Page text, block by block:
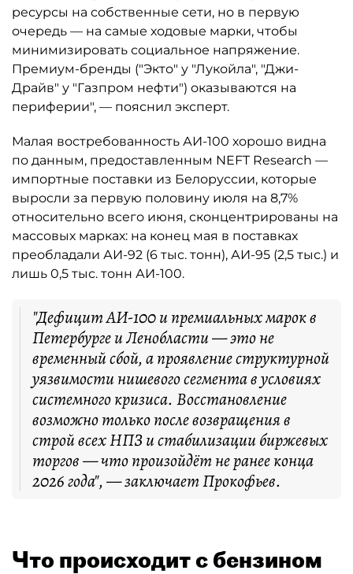
ресурсы на собственные сети, но в первую
очередь — на самые ходовые марки, чтобы
минимизировать социальное напряжение.
Премиум-бренды ("Экто" у "Лукойла", "Джи-
Драйв" у "Газпром нефти") оказываются на
периферии", — пояснил эксперт.
Малая востребованность АИ-100 хорошо видна
по данным, предоставленным NEFT Research —
импортные поставки из Белоруссии, которые
выросли за первую половину июля на 8,7%
относительно всего июня, сконцентрированы на
массовых марках: на конец мая в поставках
преобладали АИ-92 (6 тыс. тонн), АИ-95 (2,5 тыс.) и
лишь 0,5 тыс. тонн АИ-100.
"Дефицит АИ-100 и премиальных марок в
Петербурге и Ленобласти — это не
временный сбой, а проявление структурной
уязвимости нишевого сегмента в условиях
системного кризиса. Восстановление
возможно только после возвращения в
строй всех НПЗ и стабилизации биржевых
торгов — что произойдёт не ранее конца
2026 года", — заключает Прокофьев.
Что происходит с бензином